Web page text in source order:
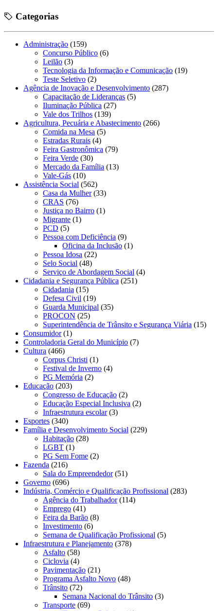
Categorias
Administração (159)
Concurso Público (6)
Leilão (3)
Tecnologia da Informação e Comunicação (19)
Teste Seletivo (2)
Agência de Inovação e Desenvolvimento (287)
Capacitação de Lideranças (5)
Iluminação Pública (27)
Vale dos Trilhos (139)
Agricultura, Pecuária e Abastecimento (266)
Comida na Mesa (5)
Estradas Rurais (4)
Feira Gastronômica (79)
Feira Verde (30)
Mercado da Família (13)
Vale-Gás (10)
Assistência Social (562)
Casa da Mulher(33)
CRAS (76)
Justiça no Bairro (1)
Migrante (1)
PCD (5)
Pessoa com Deficiência (9)
Oficina da Inclusão (1)
Pessoa Idosa (22)
Selo Social (48)
Serviço de Abordagem Social (4)
Cidadania e Segurança Pública (251)
Cidadania (15)
Defesa Civil (19)
Guarda Municipal (35)
PROCON (25)
Superintendência de Trânsito e Segurança Viária (15)
Consumidor(1)
Controladoria Geral do Município (7)
Cultura (466)
Corpus Christi (1)
Festival de Inverno (4)
PG Memória (2)
Educação (203)
Congresso de Educação (2)
Educação Especial Inclusiva (2)
Infraestrutura escolar(3)
Esportes (340)
Família e Desenvolvimento Social (229)
Habitação (28)
LGBT (1)
PG Sem Fome (2)
Fazenda (216)
Sala do Empreendedor(51)
Governo (696)
Indústria, Comércio e Qualificação Profissional (283)
Agência do Trabalhador(114)
Emprego (41)
Feira da Barão (8)
Investimento (6)
Semana de Qualificação Profissional (5)
Infraestrutura e Planejamento (378)
Asfalto (58)
Ciclovia (4)
Pavimentação (21)
Programa Asfalto Novo (48)
Trânsito (72)
Semana Nacional do Trânsito (3)
Transporte (69)